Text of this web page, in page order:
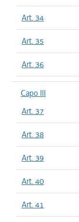
Art. 34
Art. 35
Art. 36
Capo III
Art. 37
Art. 38
Art. 39
Art. 40
Art. 41